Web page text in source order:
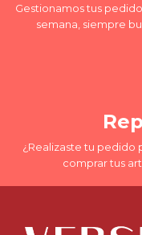
Gestionamos tus
semana, siempre
¿Realizaste tu pedido
comprar tus